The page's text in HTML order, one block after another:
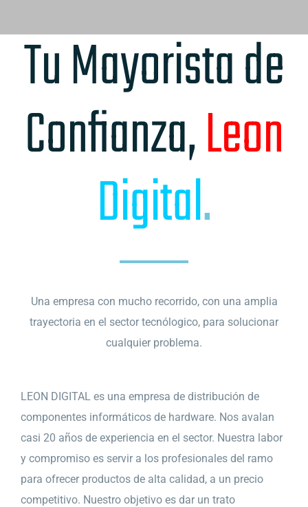
Tu Mayorista de
Confianza,Leon
Digital.
Una empresa con mucho recorrido, con una amplia
trayectoria en el sector tecnólogico, para solucionar
cualquier problema.
LEON DIGITAL es una empresa de distribución de
componentes informáticos de hardware. Nos avalan
casi 20 años de experiencia en el sector. Nuestra labor
y compromiso es servir a los profesionales del ramo
para ofrecer productos de alta calidad, a un precio
competitivo. Nuestro objetivo es dar un trato